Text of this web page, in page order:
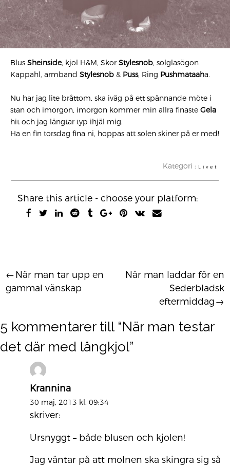
Blus Sheinside, kjol H&M, Skor Stylesnob, solglasögon
Kappahl, armband Stylesnob & Puss, Ring Pushmataaha.
Nu har jag lite bråttom, ska iväg på ett spännande möte i
stan och imorgon, imorgon kommer min allra finaste Gela
hit och jag längtar typ ihjäl mig.
Ha en fin torsdag fina ni, hoppas att solen skiner på er med!
Kategori : Livet
Share this article - choose your platform:
Inläggsnavigering
När man tar upp en
gammal vänskap
När man laddar för en
Sederbladsk
eftermiddag
5 kommentarer till “När man testar
det där med långkjol”
Krannina
30 maj, 2013 kl. 09:34
skriver:
Ursnyggt – både blusen och kjolen!
Jag väntar på att molnen ska skingra sig så